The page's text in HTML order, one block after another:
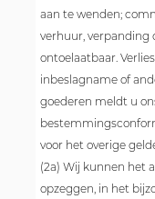
aan te wenden;
verhuur, verpanding
ontoelaatbaar.
inbeslagname of
goederen meldt u
voor het overige
(2a) Wij kunnen het
opzeggen, in het